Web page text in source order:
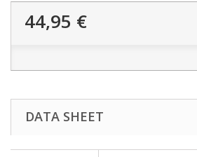
44,95 €
DATA SHEET